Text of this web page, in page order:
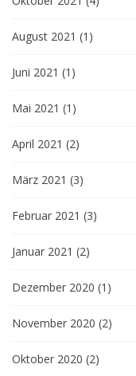
August 2021 (1)
Juni 2021 (1)
Mai 2021 (1)
April 2021 (2)
März 2021 (3)
Februar 2021 (3)
Januar 2021 (2)
Dezember 2020 (1)
November 2020 (2)
Oktober 2020 (2)